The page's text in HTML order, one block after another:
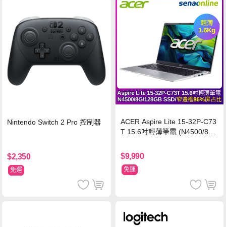
Nintendo Switch 2 Pro 控制器
$2,350
免運
ACER Aspire Lite 15-32P-C73
T 15.6吋輕薄筆電 (N4500/8G/
$9,990
免運